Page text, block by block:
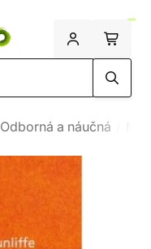
Odborná a náučná